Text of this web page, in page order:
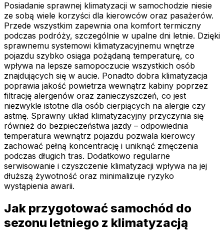
Posiadanie sprawnej klimatyzacji w samochodzie niesie
ze sobą wiele korzyści dla kierowców oraz pasażerów.
Przede wszystkim zapewnia ona komfort termiczny
podczas podróży, szczególnie w upalne dni letnie. Dzięki
sprawnemu systemowi klimatyzacyjnemu wnętrze
pojazdu szybko osiąga pożądaną temperaturę, co
wpływa na lepsze samopoczucie wszystkich osób
znajdujących się w aucie. Ponadto dobra klimatyzacja
poprawia jakość powietrza wewnątrz kabiny poprzez
filtrację alergenów oraz zanieczyszczeń, co jest
niezwykle istotne dla osób cierpiących na alergie czy
astmę. Sprawny układ klimatyzacyjny przyczynia się
również do bezpieczeństwa jazdy – odpowiednia
temperatura wewnątrz pojazdu pozwala kierowcy
zachować pełną koncentrację i uniknąć zmęczenia
podczas długich tras. Dodatkowo regularne
serwisowanie i czyszczenie klimatyzacji wpływa na jej
dłuższą żywotność oraz minimalizuje ryzyko
wystąpienia awarii.
Jak przygotować samochód do
sezonu letniego z klimatyzacją